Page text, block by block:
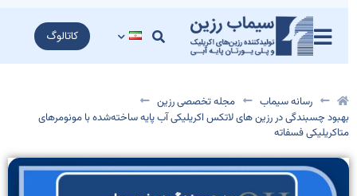
کاتالوگ
رسانه سیماب
مجله تخصصی رزین
بهبود چسبندگی در رزین های لاتکس اکریلیکی آب پایه ساخته‌شده با مونومرهای
متاکریلیکی فسفاته